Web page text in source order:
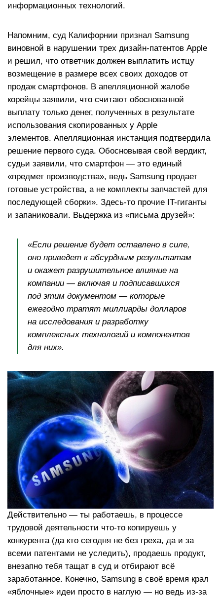
информационных технологий.
Напомним, суд Калифорнии признал Samsung
виновной в нарушении трех дизайн-патентов Apple
и решил, что ответчик должен выплатить истцу
возмещение в размере всех своих доходов от
продаж смартфонов. В апелляционной жалобе
корейцы заявили, что считают обоснованной
выплату только денег, полученных в результате
использования скопированных у Apple
элементов. Апелляционная инстанция подтвердила
решение первого суда. Обосновывая свой вердикт,
судьи заявили, что смартфон — это единый
«предмет производства», ведь Samsung продает
готовые устройства, а не комплекты запчастей для
последующей сборки». Здесь-то прочие IT-гиганты
и запаниковали. Выдержка из «письма друзей»:
«Если решение будет оставлено в силе,
оно приведет к абсурдным результатам
и окажет разрушительное влияние на
компании — включая и подписавшихся
под этим документом — которые
ежегодно тратят миллиарды долларов
на исследования и разработку
комплексных технологий и компонентов
для них».
Действительно — ты работаешь, в процессе
трудовой деятельности что-то копируешь у
конкурента (да кто сегодня не без греха, да и за
всеми патентами не уследить), продаешь продукт,
внезапно тебя тащат в суд и отбирают всё
заработанное. Конечно, Samsung в своё время крал
«яблочные» идеи просто в наглую — но ведь из-за